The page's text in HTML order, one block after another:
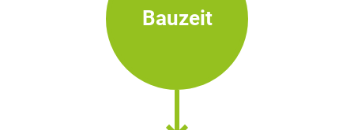
Bauzeit